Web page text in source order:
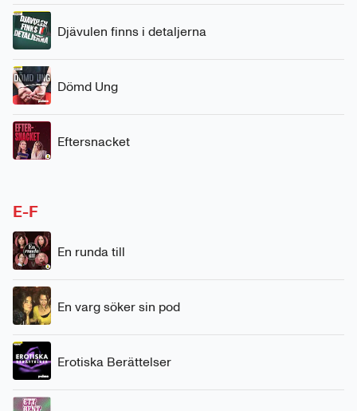
Djävulen finns i detaljerna
Dömd Ung
Eftersnacket
E-F
En runda till
En varg söker sin pod
Erotiska Berättelser